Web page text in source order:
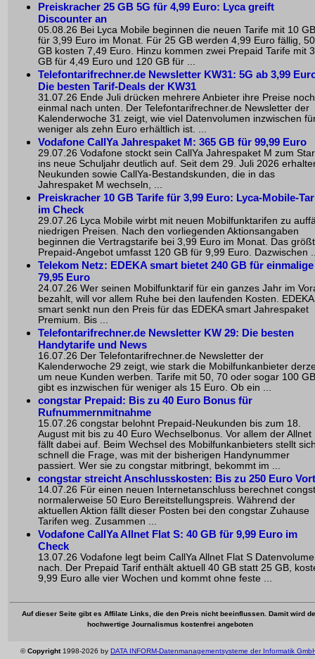
Preiskracher 25 GB 5G für 4,99 Euro: Lyca greift
Discounter an
05.08.26 Bei Lyca Mobile beginnen die neuen Tarife mit 10 GB
für 3,99 Euro im Monat. Für 25 GB werden 4,99 Euro fällig, 50
GB kosten 7,49 Euro. Hinzu kommen zwei Prepaid Tarife mit
GB für 4,49 Euro und 120 GB für ...
Telefontarifrechner.de Newsletter KW31: 5G ab 3,99
Die besten Tarif-Deals der KW31
31.07.26 Ende Juli drücken mehrere Anbieter ihre Preise noch
einmal nach unten. Der Telefontarifrechner.de Newsletter der
Kalenderwoche 31 zeigt, wie viel Datenvolumen inzwischen
weniger als zehn Euro erhältlich ist. ...
Vodafone CallYa Jahrespaket M: 365 GB für 99,99 Euro
29.07.26 Vodafone stockt sein CallYa Jahrespaket M zum
ins neue Schuljahr deutlich auf. Seit dem 29. Juli 2026
Neukunden sowie CallYa-Bestandskunden, die in das
Jahrespaket M wechseln, ...
Preiskracher 10 GB Tarife für 3,99 Euro: Lyca-Mobile-
im Check
29.07.26 Lyca Mobile wirbt mit neuen Mobilfunktarifen zu
niedrigen Preisen. Nach den vorliegenden Aktionsangaben
beginnen die Vertragstarife bei 3,99 Euro im Monat. Das
Prepaid-Angebot umfasst 120 GB für 9,99 Euro. Dazwischen
Telekom Netz: EDEKA smart bietet 240 GB für einmalige
79,95 Euro
24.07.26 Wer seinen Mobilfunktarif für ein ganzes Jahr im
bezahlt, will vor allem Ruhe bei den laufenden Kosten. EDEKA
smart senkt nun den Preis für das EDEKA smart Jahrespaket
Premium. Bis ...
Telefontarifrechner.de Newsletter KW 29: Die besten
Handytarife und News
16.07.26 Der Telefontarifrechner.de Newsletter der
Kalenderwoche 29 zeigt, wie stark die Mobilfunkanbieter
um neue Kunden werben. Tarife mit 50, 70 oder sogar 100 GB
gibt es inzwischen für weniger als 15 Euro. Ob ein ...
congstar Prepaid: Bis zu 40 Euro Bonus für
Rufnummernmitnahme
15.07.26 congstar belohnt Prepaid-Neukunden bis zum 18.
August mit bis zu 40 Euro Wechselbonus. Vor allem der Allnet
fällt dabei auf. Beim Wechsel des Mobilfunkanbieters stellt
schnell die Frage, was mit der bisherigen Handynummer
passiert. Wer sie zu congstar mitbringt, bekommt im ...
congstar streicht Anschlusskosten: Bis zu 250 Euro
14.07.26 Für einen neuen Internetanschluss berechnet
normalerweise 50 Euro Bereitstellungspreis. Während der
aktuellen Aktion fällt dieser Posten bei den congstar Zuhause
Tarifen weg. Zusammen ...
Vodafone CallYa Allnet Flat S: 40 GB für 9,99 Euro im
Check
13.07.26 Vodafone legt beim CallYa Allnet Flat S
nach. Der Prepaid Tarif enthält aktuell 40 GB statt 25 GB,
9,99 Euro alle vier Wochen und kommt ohne feste ...
Auf dieser Seite gibt es Affilate Links, die den Preis nicht beeinflussen. Damit wird
hochwertige Journalismus kostenfrei angeboten
©Copyright1998-2026 by DATA INFORM-Datenmanagementsysteme der Informatik